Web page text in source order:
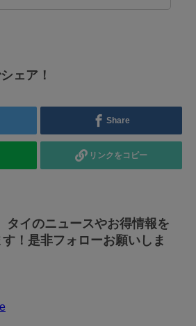
ェア！
Share
リンクをコピー
タイのニュースやお得情報を
！是非フォローお願いしま